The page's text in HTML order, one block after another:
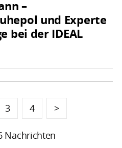
–
und Experte
bei der IDEAL
3 4 >
Nachrichten